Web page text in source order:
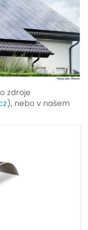
zdroje
), nebo v našem